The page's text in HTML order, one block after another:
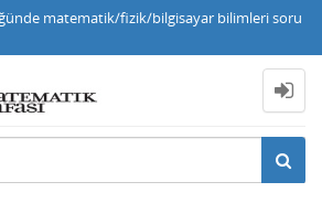
matematik/fizik/bilgisayar bilimleri soru